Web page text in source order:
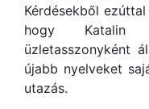
Kérdésekből
hogy Katalin
üzletasszonyként
újabb nyelveket
utazás.